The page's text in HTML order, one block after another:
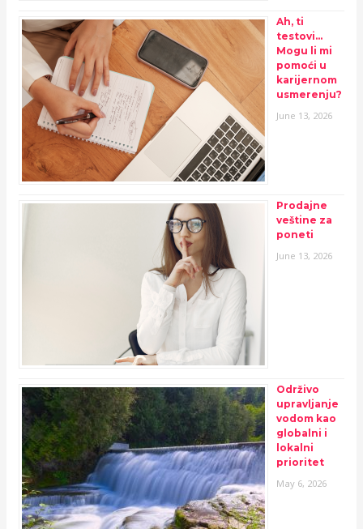
Ah, ti
testovi…
Mogu li mi
pomoći u
karijernom
usmerenju?
June 13, 2026
Prodajne
veštine za
poneti
June 13, 2026
Održivo
upravljanje
vodom kao
globalni i
lokalni
prioritet
May 6, 2026